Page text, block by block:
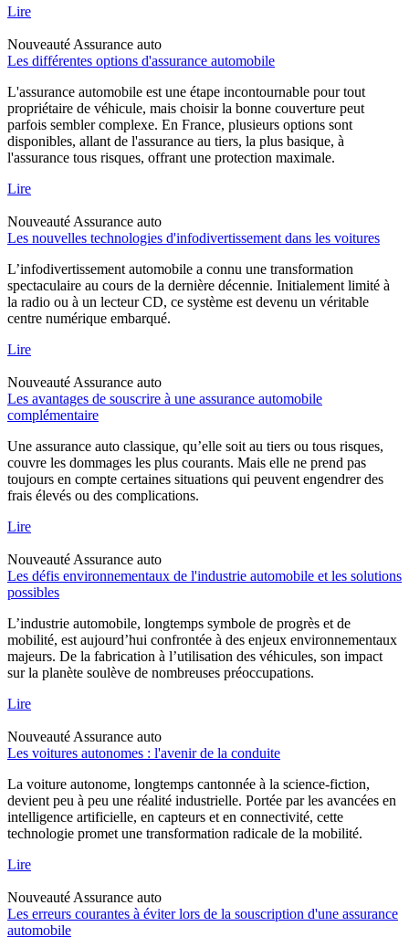
Lire
Nouveauté Assurance auto
Les différentes options d'assurance automobile
L'assurance automobile est une étape incontournable pour tout
propriétaire de véhicule, mais choisir la bonne couverture peut
parfois sembler complexe. En France, plusieurs options sont
disponibles, allant de l'assurance au tiers, la plus basique, à
l'assurance tous risques, offrant une protection maximale.
Lire
Nouveauté Assurance auto
Les nouvelles technologies d'infodivertissement dans les voitures
L’infodivertissement automobile a connu une transformation
spectaculaire au cours de la dernière décennie. Initialement limité à
la radio ou à un lecteur CD, ce système est devenu un véritable
centre numérique embarqué.
Lire
Nouveauté Assurance auto
Les avantages de souscrire à une assurance automobile
complémentaire
Une assurance auto classique, qu’elle soit au tiers ou tous risques,
couvre les dommages les plus courants. Mais elle ne prend pas
toujours en compte certaines situations qui peuvent engendrer des
frais élevés ou des complications.
Lire
Nouveauté Assurance auto
Les défis environnementaux de l'industrie automobile et les solutions
possibles
L’industrie automobile, longtemps symbole de progrès et de
mobilité, est aujourd’hui confrontée à des enjeux environnementaux
majeurs. De la fabrication à l’utilisation des véhicules, son impact
sur la planète soulève de nombreuses préoccupations.
Lire
Nouveauté Assurance auto
Les voitures autonomes : l'avenir de la conduite
La voiture autonome, longtemps cantonnée à la science-fiction,
devient peu à peu une réalité industrielle. Portée par les avancées en
intelligence artificielle, en capteurs et en connectivité, cette
technologie promet une transformation radicale de la mobilité.
Lire
Nouveauté Assurance auto
Les erreurs courantes à éviter lors de la souscription d'une assurance
automobile